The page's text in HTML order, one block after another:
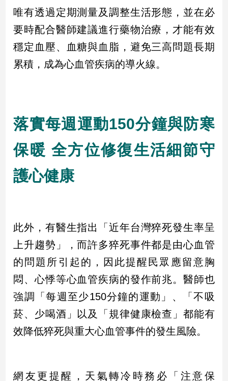
建
築/
室
內
計
食
星
座/
命
消
親
感
情
藝
術
／
創
／
電
薦
唯有透過定期測量及調整生活形態，並在必
要時配合醫師建議進行藥物治療，才能有效
穩定血壓、血糖與血脂，避免三高問題長期
累積，成為心血管疾病的導火線。
落實每週運動150分鐘與防寒
保暖 全方位修復生活細節守
護心健康
此外，有醫生指出「近年台灣猝死發生率呈
上升趨勢」，而許多猝死事件都是由心血管
的問題所引起的，因此提醒民眾應留意胸
悶、心悸等心血管疾病的發作前兆。醫師也
強調「每週至少150分鐘的運動」、「不吸
菸、少喝酒」以及「規律健康檢查」都能有
效降低猝死與重大心血管事件的發生風險。
網友更提醒，天氣轉冷時務必「注意保